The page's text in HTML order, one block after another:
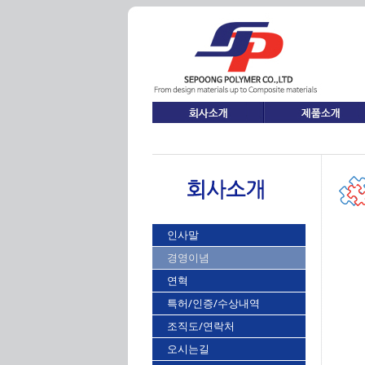
인사말
경영이념
연혁
특허/인증/수상내역
조직도/연락처
오시는길